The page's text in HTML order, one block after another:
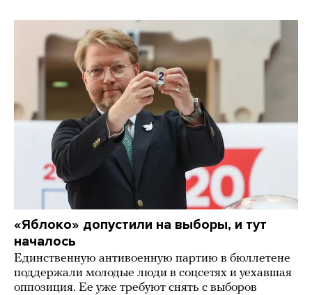
«Яблоко» допустили на выборы, и тут
началось
Единственную антивоенную партию в бюллетене
поддержали молодые люди в соцсетях и уехавшая
оппозиция. Ее уже требуют снять с выборов